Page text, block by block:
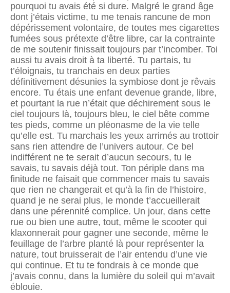
pourquoi tu avais été si dure. Malgré le grand âge
dont j’étais victime, tu me tenais rancune de mon
dépérissement volontaire, de toutes mes cigarettes
fumées sous prétexte d’être libre, car la contrainte
de me soutenir finissait toujours par t’incomber. Toi
aussi tu avais droit à ta liberté. Tu partais, tu
t’éloignais, tu tranchais en deux parties
définitivement désunies la symbiose dont je rêvais
encore. Tu étais une enfant devenue grande, libre,
et pourtant la rue n’était que déchirement sous le
ciel toujours là, toujours bleu, le ciel bête comme
tes pieds, comme un pléo­nasme de la vie telle
qu’elle est. Tu marchais les yeux arrimés au trottoir
sans rien attendre de l’univers autour. Ce bel
indifférent ne te serait d’aucun secours, tu le
savais, tu savais déjà tout. Ton périple dans ma
finitude ne faisait que commencer mais tu savais
que rien ne changerait et qu’à la fin de l’histoire,
quand je ne serai plus, le monde t’accueillerait
dans une pérennité complice. Un jour, dans cette
rue ou bien une autre, tout, même le scooter qui
klaxonnerait pour gagner une seconde, même le
feuillage de l’arbre planté là pour représenter la
nature, tout bruisserait de l’air entendu d’une vie
qui continue. Et tu te fondrais à ce monde que
j’avais connu, dans la lumière du soleil qui m’avait
éblouie.